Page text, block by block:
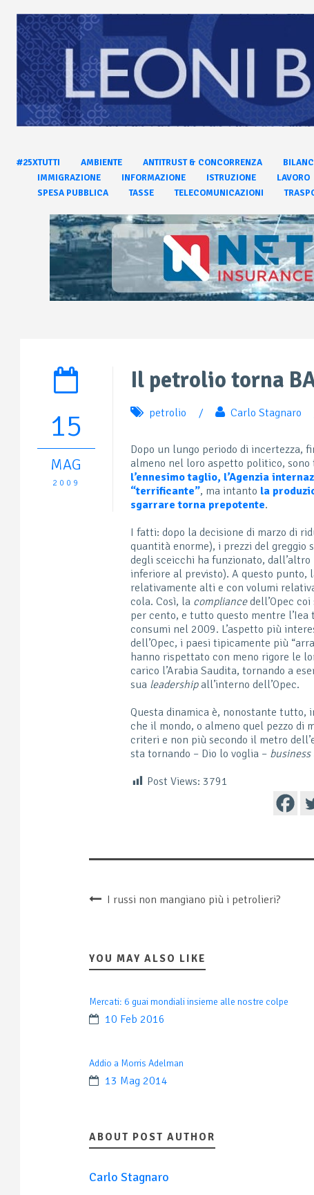
#25XTUTTI AMBIENTE ANTITRUST & CONCORRENZA
IMMIGRAZIONE
INFORMAZIONE ISTRUZIONE LAVORO
SPESA PUBBLICA
TASSE TELECOMUNICAZIONI
15
MAG
2009
Il petrolio torna
petrolio / Carlo Stagnaro
Dopo un lungo periodo di incertezza,
almeno nel loro aspetto politico,
l’ennesimo taglio, l’Agenzia
“terrificante”, ma intanto la
sgarrare torna prepotente.
I fatti: dopo la decisione di marzo di
quantità enorme), i prezzi del greggio
degli sceicchi ha funzionato,
inferiore al previsto). A questo punto,
relativamente alti e con volumi
cola. Così, la compliancedell’Opec
per cento, e tutto questo mentre l’Iea
consumi nel 2009. L’aspetto più
dell’Opec, i paesi tipicamente più
hanno rispettato con meno rigore le
carico l’Arabia Saudita, tornando a
sua leadershipall’interno dell’Opec.
Questa dinamica è, nonostante
che il mondo, o almeno quel pezzo di
criteri e non più secondo il metro
sta tornando – Dio lo voglia –
Post Views: 3791
I russi non mangiano più i petrolieri?
YOU MAY ALSO LIKE
Mercati: 6 guai mondiali insieme alle nostre colpe
10 Feb 2016
Addio a Morris Adelman
13 Mag 2014
ABOUT POST AUTHOR
Carlo Stagnaro